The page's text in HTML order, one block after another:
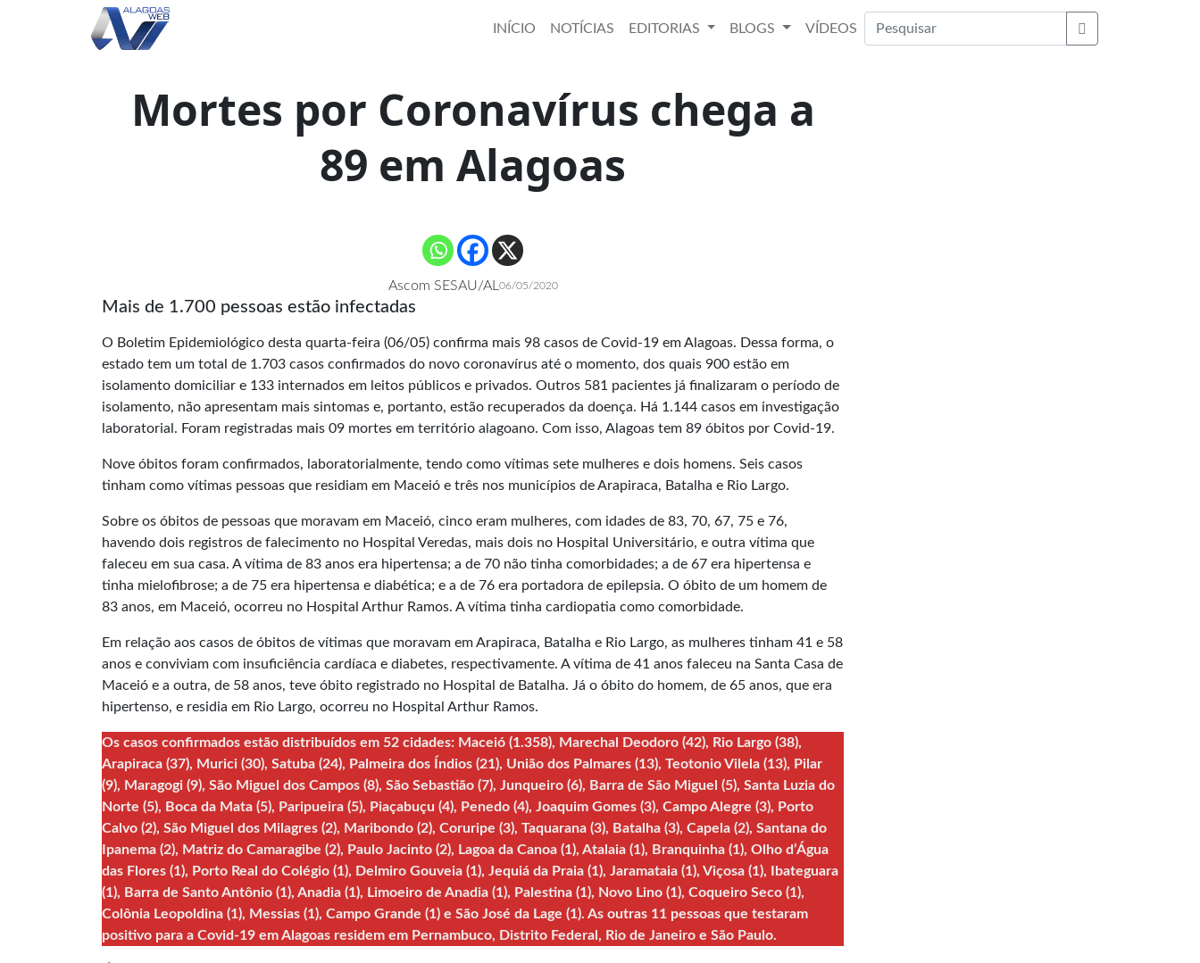
INÍCIO NOTÍCIAS EDITORIAS BLOGS
VÍDEOS
Buscar
Mortes por Coronavírus chega a
89 em Alagoas
Ascom SESAU/AL 06/05/2020
Mais de 1.700 pessoas estão infectadas
O Boletim Epidemiológico desta quarta-feira (06/05) confirma mais 98 casos de Covid-19 em Alagoas. Dessa forma, o
estado tem um total de 1.703 casos confirmados do novo coronavírus até o momento, dos quais 900 estão em
isolamento domiciliar e 133 internados em leitos públicos e privados. Outros 581 pacientes já finalizaram o período de
isolamento, não apresentam mais sintomas e, portanto, estão recuperados da doença. Há 1.144 casos em investigação
laboratorial. Foram registradas mais 09 mortes em território alagoano. Com isso, Alagoas tem 89 óbitos por Covid-19.
Nove óbitos foram confirmados, laboratorialmente, tendo como vítimas sete mulheres e dois homens. Seis casos
tinham como vítimas pessoas que residiam em Maceió e três nos municípios de Arapiraca, Batalha e Rio Largo.
Sobre os óbitos de pessoas que moravam em Maceió, cinco eram mulheres, com idades de 83, 70, 67, 75 e 76,
havendo dois registros de falecimento no Hospital Veredas, mais dois no Hospital Universitário, e outra vítima que
faleceu em sua casa. A vítima de 83 anos era hipertensa; a de 70 não tinha comorbidades; a de 67 era hipertensa e
tinha mielofibrose; a de 75 era hipertensa e diabética; e a de 76 era portadora de epilepsia. O óbito de um homem de
83 anos, em Maceió, ocorreu no Hospital Arthur Ramos. A vítima tinha cardiopatia como comorbidade.
Em relação aos casos de óbitos de vítimas que moravam em Arapiraca, Batalha e Rio Largo, as mulheres tinham 41 e 58
anos e conviviam com insuficiência cardíaca e diabetes, respectivamente. A vítima de 41 anos faleceu na Santa Casa de
Maceió e a outra, de 58 anos, teve óbito registrado no Hospital de Batalha. Já o óbito do homem, de 65 anos, que era
hipertenso, e residia em Rio Largo, ocorreu no Hospital Arthur Ramos.
Os casos confirmados estão distribuídos em 52 cidades: Maceió (1.358), Marechal Deodoro (42), Rio Largo (38),
Arapiraca (37), Murici (30), Satuba (24), Palmeira dos Índios (21), União dos Palmares (13), Teotonio Vilela (13), Pilar
(9), Maragogi (9), São Miguel dos Campos (8), São Sebastião (7), Junqueiro (6), Barra de São Miguel (5), Santa Luzia do
Norte (5), Boca da Mata (5), Paripueira (5), Piaçabuçu (4), Penedo (4), Joaquim Gomes (3), Campo Alegre (3), Porto
Calvo (2), São Miguel dos Milagres (2), Maribondo (2), Coruripe (3), Taquarana (3), Batalha (3), Capela (2), Santana do
Ipanema (2), Matriz do Camaragibe (2), Paulo Jacinto (2), Lagoa da Canoa (1), Atalaia (1), Branquinha (1), Olho d’Água
das Flores (1), Porto Real do Colégio (1), Delmiro Gouveia (1), Jequiá da Praia (1), Jaramataia (1), Viçosa (1), Ibateguara
(1), Barra de Santo Antônio (1), Anadia (1), Limoeiro de Anadia (1), Palestina (1), Novo Lino (1), Coqueiro Seco (1),
Colônia Leopoldina (1), Messias (1), Campo Grande (1) e São José da Lage (1). As outras 11 pessoas que testaram
positivo para a Covid-19 em Alagoas residem em Pernambuco, Distrito Federal, Rio de Janeiro e São Paulo.